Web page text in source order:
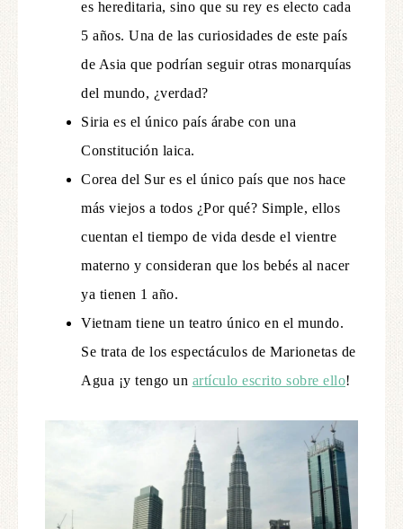
es hereditaria, sino que su rey es electo cada
5 años. Una de las curiosidades de este país
de Asia que podrían seguir otras monarquías
del mundo, ¿verdad?
Siria es el único país árabe con una
Constitución laica.
Corea del Sur es el único país que nos hace
más viejos a todos ¿Por qué? Simple, ellos
cuentan el tiempo de vida desde el vientre
materno y consideran que los bebés al nacer
ya tienen 1 año.
Vietnam tiene un teatro único en el mundo.
Se trata de los espectáculos de Marionetas de
Agua ¡y tengo un artículo escrito sobre ello!